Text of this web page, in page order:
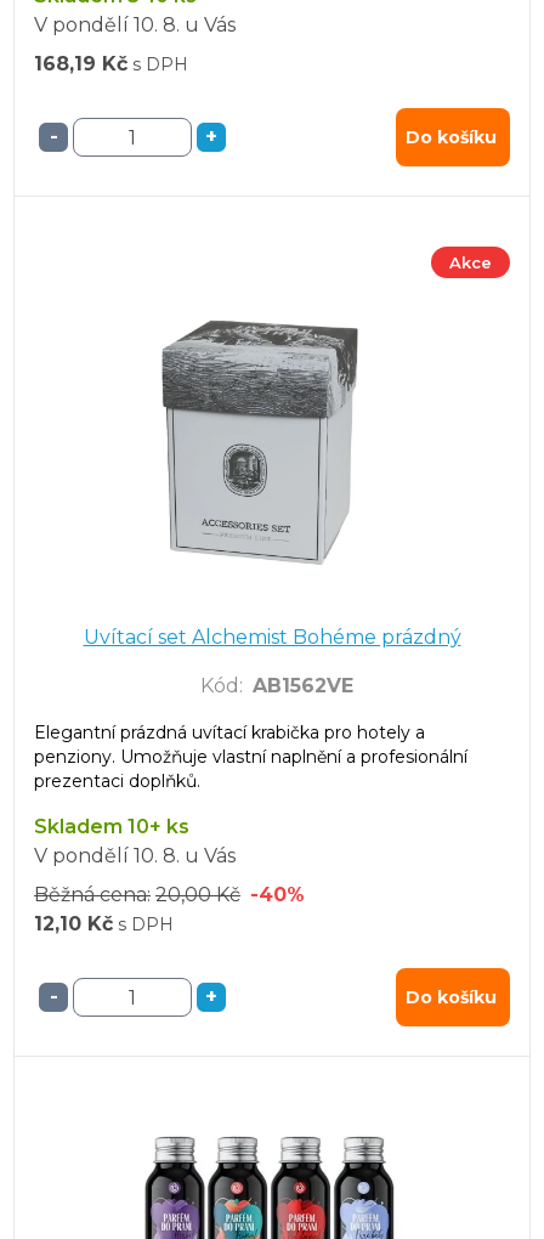
V pondělí 10. 8. u Vás
168,19 Kč s DPH
- + Do košíku
Akce
Uvítací set Alchemist Bohéme prázdný
Kód : AB1562VE
Elegantní prázdná uvítací krabička pro hotely a
penziony. Umožňuje vlastní naplnění a profesionální
prezentaci doplňků.
Skladem 10+ ks
V pondělí 10. 8. u Vás
Běžná cena: 20,00 Kč -40%
12,10 Kč s DPH
- + Do košíku